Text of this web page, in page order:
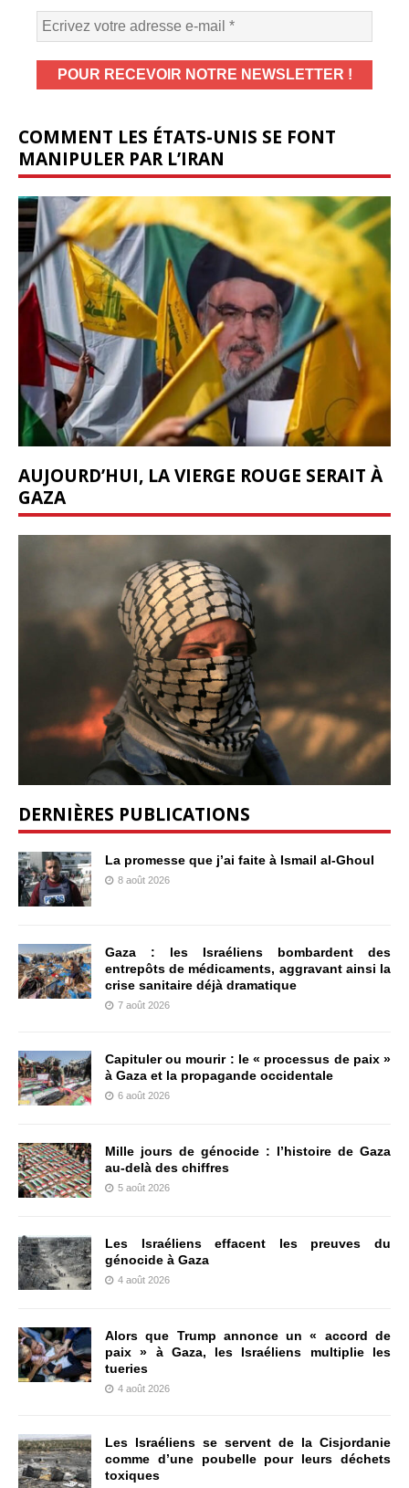
COMMENT LES ÉTATS-UNIS SE FONT
MANIPULER PAR L’IRAN
AUJOURD’HUI, LA VIERGE ROUGE SERAIT À
GAZA
DERNIÈRES PUBLICATIONS
La promesse que j’ai faite à Ismail al-Ghoul
8 août 2026
Gaza : les Israéliens bombardent des
entrepôts de médicaments, aggravant ainsi la
crise sanitaire déjà dramatique
7 août 2026
Capituler ou mourir : le « processus de paix »
à Gaza et la propagande occidentale
6 août 2026
Mille jours de génocide : l’histoire de Gaza
au-delà des chiffres
5 août 2026
Les Israéliens effacent les preuves du
génocide à Gaza
4 août 2026
Alors que Trump annonce un « accord de
paix » à Gaza, les Israéliens multiplie les
tueries
4 août 2026
Les Israéliens se servent de la Cisjordanie
comme d’une poubelle pour leurs déchets
toxiques